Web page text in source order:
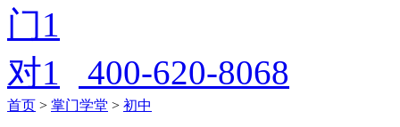
400-620-8068
首页 > 掌门学堂 > 初中